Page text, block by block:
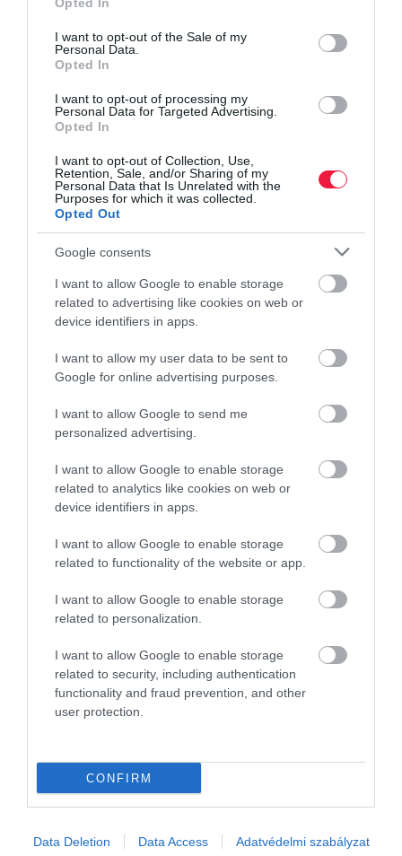
use your data for below specified purposes in below Google
consent section.
I want to opt-out of the Sale of my
Personal Data.
Opted In
I want to opt-out of processing my
Personal Data for Targeted Advertising.
Opted In
I want to opt-out of Collection, Use,
Retention, Sale, and/or Sharing of my
Personal Data that Is Unrelated with the
Purposes for which it was collected.
Opted Out
Google consents
I want to allow Google to enable storage
related to advertising like cookies on web or
device identifiers in apps.
I want to allow my user data to be sent to
Google for online advertising purposes.
I want to allow Google to send me
personalized advertising.
I want to allow Google to enable storage
related to analytics like cookies on web or
device identifiers in apps.
I want to allow Google to enable storage
related to functionality of the website or app.
I want to allow Google to enable storage
related to personalization.
I want to allow Google to enable storage
related to security, including authentication
functionality and fraud prevention, and other
user protection.
CONFIRM
Data Deletion Data Access Adatvédelmi szabályzat
adóztatás a sikeres, amit alacsony kulcsú jövedelemadóztatásnak
kell kísérnie, a kisadózás pedig ennek a fő eleme. A katázás
ellentétes lenne.
melyhez képest már a Kata sem extrémen alacsony, zárja
közleményét az egyesület.
adózás kata könyvelők országos egyesülete
bírálat javaslat átalakítás